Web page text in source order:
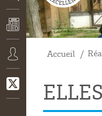
RECHERCHE
ACTUALITÉS
CONNEXION
Accueil